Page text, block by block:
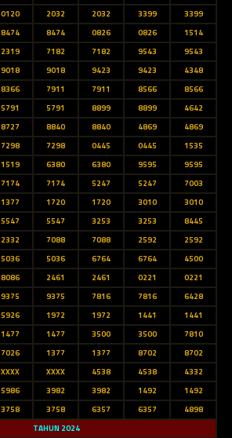
0120 2032 2032 3399
3399
8474 8474 0826 0826
1514
2319 7182 7182 9543
9543
9018 9018 9423 9423
4348
8366 7911 7911 8566
8566
5791 5791 8899 8899
4642
8727 8840 8840 4869
4869
7298 7298 0445 0445
1535
1519 6380 6380 9595
9595
7174 7174 5247 5247
7003
1377 1720 1720 3010
3010
5547 5547 3253 3253
8445
2332 7088 7088 2592
2592
5036 5036 6764 6764
4500
8086 2461 2461 0221
0221
9375 9375 7816 7816
6428
5926 1972 1972 1441
1441
1477 1477 3500 3500
7810
7026 1377 1377 8702
8702
XXXX XXXX 4538 4538
4332
5986 3982 3982 1492
1492
3758 3758 6357 6357
4898
TAHUN 2024